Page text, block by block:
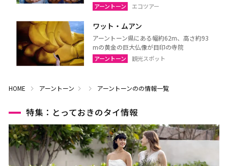
アーントーン エコツアー
ワット・ムアン
アーントーン県にある幅約62m、高さ約93
mの黄金の巨大仏像が目印の寺院
アーントーン 観光スポット
HOME アーントーン アーントーンのの情報一覧
特集：とっておきのタイ情報